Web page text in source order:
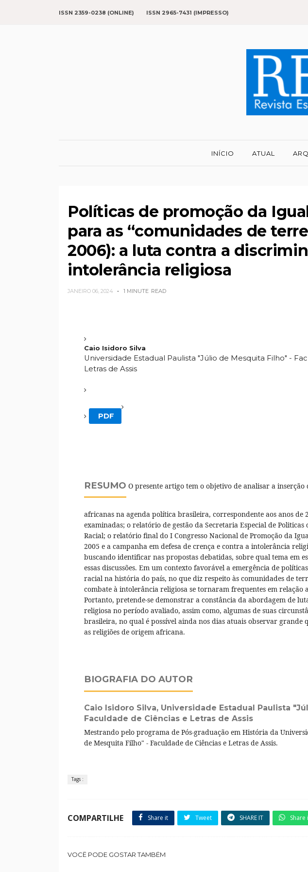
ISSN 2359-0238 (ONLINE) ISSN 2965-7431 (IMPRESSO)
INÍCIO ATUAL
Políticas de promoção da
para as “comunidades de
2006): a luta contra a
intolerância religiosa
JANEIRO 06, 2024 1 MINUTE READ
Caio Isidoro Silva
Universidade Estadual Paulista "Júlio de Mesquita Filho" -
Letras de Assis
PDF
RESUMO O presente artigo tem o objetivo de analisar a inserção
africanas na agenda política brasileira, correspondente aos anos de
examinadas; o relatório de gestão da Secretaria Especial de
Racial; o relatório final do I Congresso Nacional de Promoção da
2005 e a campanha em defesa de crença e contra a intolerância
buscando identificar nas propostas debatidas, sobre qual tema em
essas discussões. Em um contexto favorável a emergência de
racial na história do país, no que diz respeito às comunidades de
combate à intolerância religiosa se tornaram frequentes em relação
Portanto, pretende-se demonstrar a constância da abordagem de
religiosa no período avaliado, assim como, algumas de suas
brasileira, no qual é possível ainda nos dias atuais observar grande
as religiões de origem africana.
BIOGRAFIA DO AUTOR
Caio Isidoro Silva, Universidade Estadual Paulista
Faculdade de Ciências e Letras de Assis
Mestrando pelo programa de Pós-graduação em História da
de Mesquita Filho" - Faculdade de Ciências e Letras de Assis.
Tags :
COMPARTILHE Share it Tweet SHARE IT Share
VOCÊ PODE GOSTAR TAMBÉM